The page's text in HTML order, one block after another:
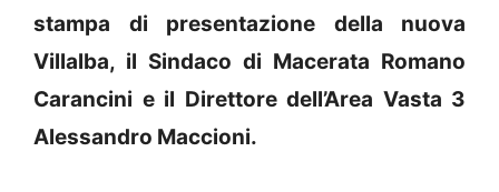
stampa di presentazione della nuova
Villalba, il Sindaco di Macerata Romano
Carancini e il Direttore dell’Area Vasta 3
Alessandro Maccioni.